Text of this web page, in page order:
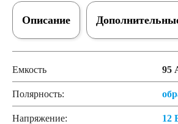
Описание
Емкость 95
Полярность:
Напряжение: 12